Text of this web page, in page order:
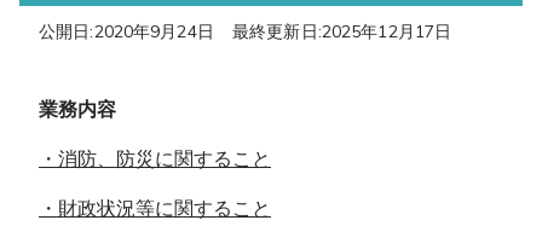
公開日:2020年9月24日 最終更新日:2025年12月17日
業務内容
・消防、防災に関すること
・財政状況等に関すること